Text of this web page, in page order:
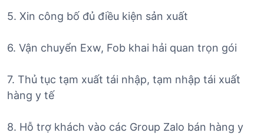
5. Xin công bố đủ điều kiện sản xuất
6. Vận chuyển Exw, Fob khai hải quan trọn gói
7. Thủ tục tạm xuất tái nhập, tạm nhập tái xuất
hàng y tế
8. Hỗ trợ khách vào các Group Zalo bán hàng y